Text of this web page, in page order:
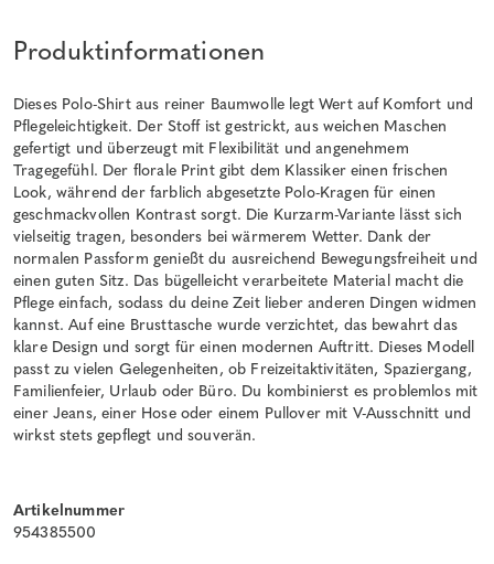
Produktinformationen
Dieses Polo-Shirt aus reiner Baumwolle legt Wert auf Komfort und
Pflegeleichtigkeit. Der Stoff ist gestrickt, aus weichen Maschen
gefertigt und überzeugt mit Flexibilität und angenehmem
Tragegefühl. Der florale Print gibt dem Klassiker einen frischen
Look, während der farblich abgesetzte Polo-Kragen für einen
geschmackvollen Kontrast sorgt. Die Kurzarm-Variante lässt sich
vielseitig tragen, besonders bei wärmerem Wetter. Dank der
normalen Passform genießt du ausreichend Bewegungsfreiheit und
einen guten Sitz. Das bügelleicht verarbeitete Material macht die
Pflege einfach, sodass du deine Zeit lieber anderen Dingen widmen
kannst. Auf eine Brusttasche wurde verzichtet, das bewahrt das
klare Design und sorgt für einen modernen Auftritt. Dieses Modell
passt zu vielen Gelegenheiten, ob Freizeitaktivitäten, Spaziergang,
Familienfeier, Urlaub oder Büro. Du kombinierst es problemlos mit
einer Jeans, einer Hose oder einem Pullover mit V-Ausschnitt und
wirkst stets gepflegt und souverän.
Artikelnummer
954385500